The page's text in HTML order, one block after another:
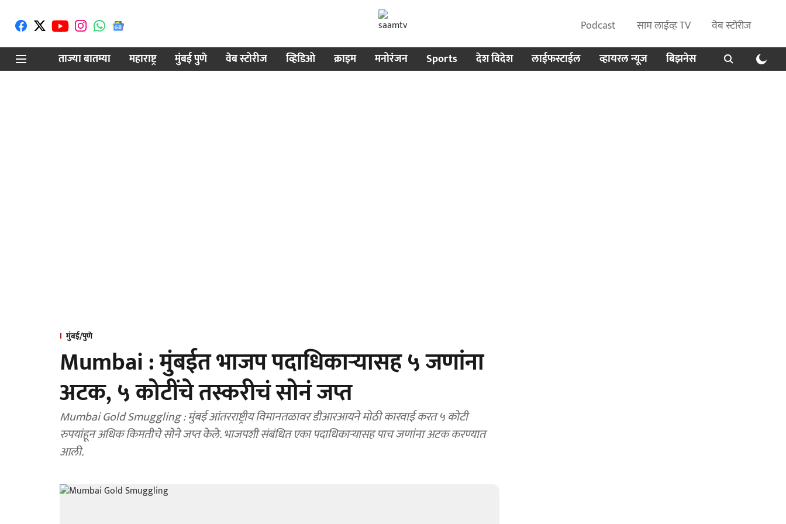
Podcast साम लाईव्ह TV
वेब स्टोरीज
ताज्या बातम्या
महाराष्ट्र मुंबई पुणे वेब स्टोरीज व्हिडिओ क्राइम मनोरंजन Sports देश विदेश लाईफस्टाईल व्हायरल न्यूज बिझनेस
मुंबई/पुणे
Mumbai : मुंबईत भाजप पदाधिकाऱ्यासह ५ जणांना
अटक, ५ कोटींचे तस्करीचं सोनं जप्त
Mumbai Gold Smuggling : मुंबई आंतरराष्ट्रीय विमानतळावर डीआरआयने मोठी कारवाई करत ५ कोटी
रुपयांहून अधिक किमतीचे सोने जप्त केले. भाजपशी संबंधित एका पदाधिकाऱ्यासह पाच जणांना अटक करण्यात
आली.